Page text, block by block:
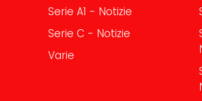
Serie A1 - Notizie
Serie C - Notizie
Varie